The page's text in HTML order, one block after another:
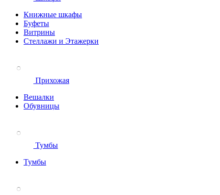
Книжные шкафы
Буфеты
Витрины
Стеллажи и Этажерки
Прихожая
Вешалки
Обувницы
Тумбы
Тумбы